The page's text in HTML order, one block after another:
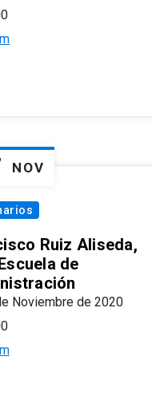
NOV
Ruiz Aliseda,
de
Noviembre de 2020